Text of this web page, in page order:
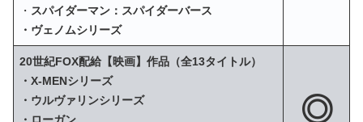
・ スパイダーマン：スパイダーバース
・ヴェノムシリーズ
20世紀FOX配給【映画】作品（全13タイトル）
・X‐MENシリーズ
・ウルヴァリンシリーズ
・ローガン
◎